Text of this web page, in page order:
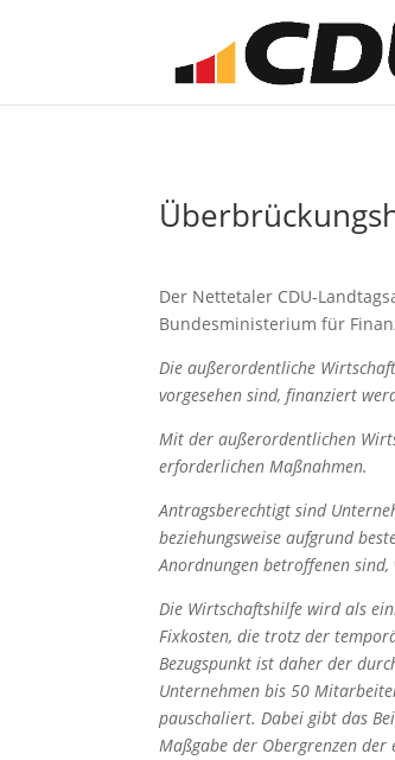
Der Nettetaler CDU-
Bundesministerium für
Die außerordentliche
vorgesehen sind, finanziert
Mit der außerordentlichen
erforderlichen Maßnahmen.
Antragsberechtigt sind
beziehungsweise aufgrund
Anordnungen betroffenen
Die Wirtschaftshilfe wird als
Fixkosten, die trotz der
Bezugspunkt ist daher der
Unternehmen bis 50
pauschaliert. Dabei gibt das
Maßgabe der Obergrenzen